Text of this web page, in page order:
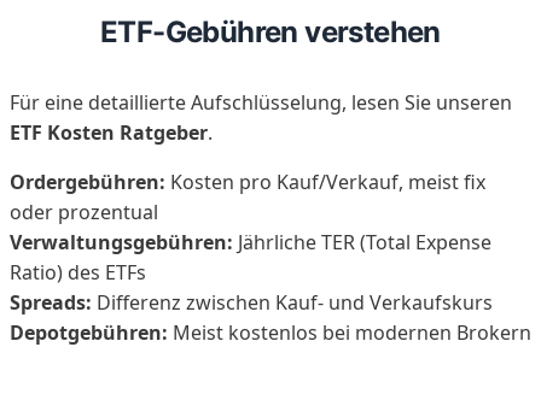
ETF-Gebühren verstehen
Für eine detaillierte Aufschlüsselung, lesen Sie unseren
ETF Kosten Ratgeber.
Ordergebühren: Kosten pro Kauf/Verkauf, meist fix
oder prozentual
Verwaltungsgebühren: Jährliche TER (Total Expense
Ratio) des ETFs
Spreads: Differenz zwischen Kauf- und Verkaufskurs
Depotgebühren: Meist kostenlos bei modernen Brokern